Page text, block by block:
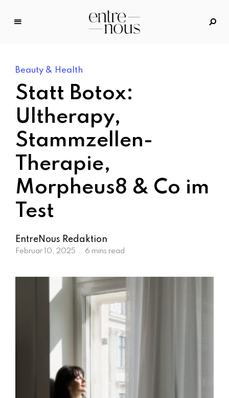
N
o
u
s
–
D
a
s
M
m
a
zi
n
a
Beauty & Health
Statt Botox:
Ultherapy,
Stammzellen-
Therapie,
Morpheus8 & Co im
Test
EntreNous Redaktion
Februar 10, 2025 6 mins read